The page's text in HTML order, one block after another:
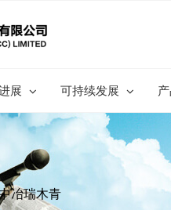
展 可持续发展
冶瑞木青